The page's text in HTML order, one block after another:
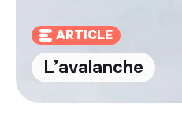
ARTICLE
L’avalanche